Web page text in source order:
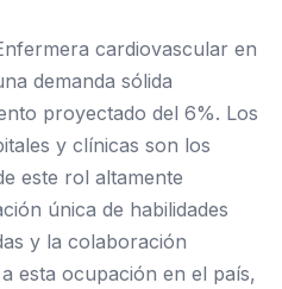
cardiovascular en
demanda sólida
proyectado del 6%. Los
y clínicas son los
este rol altamente
única de habilidades
y la colaboración
esta ocupación en el país,